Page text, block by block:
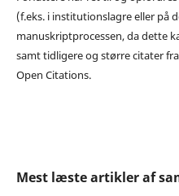
(f.eks. i institutionslagre eller på
manuskriptprocessen, da dette
samt tidligere og større citater
Open Citations.
Mest læste artikler af